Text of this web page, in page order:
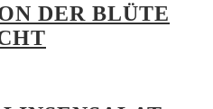
DER BLÜTE